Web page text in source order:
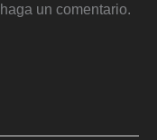
un comentario.